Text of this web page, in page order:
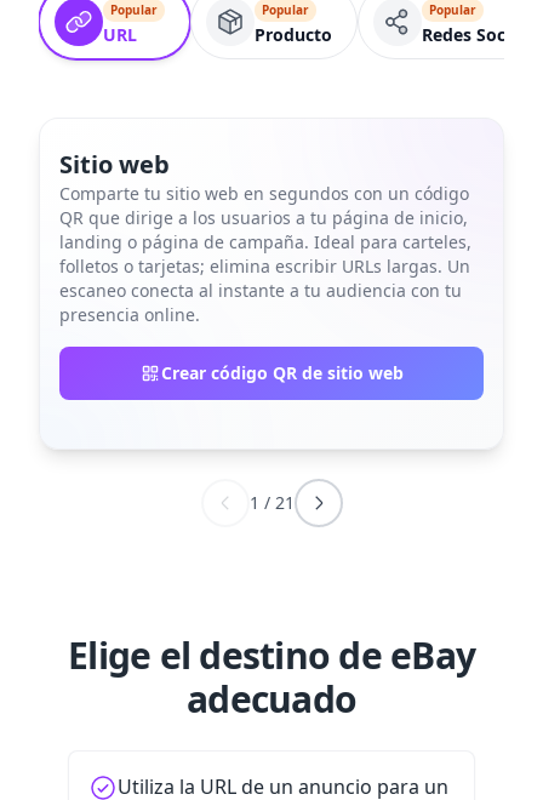
Popular
URL
Popular
Producto
Popular
Redes Sociales
Sitio web
Comparte tu sitio web en segundos con un código
QR que dirige a los usuarios a tu página de inicio,
landing o página de campaña. Ideal para carteles,
folletos o tarjetas; elimina escribir URLs largas. Un
escaneo conecta al instante a tu audiencia con tu
presencia online.
Crear código QR de sitio web
1 / 21
Elige el destino de eBay
adecuado
Utiliza la URL de un anuncio para un